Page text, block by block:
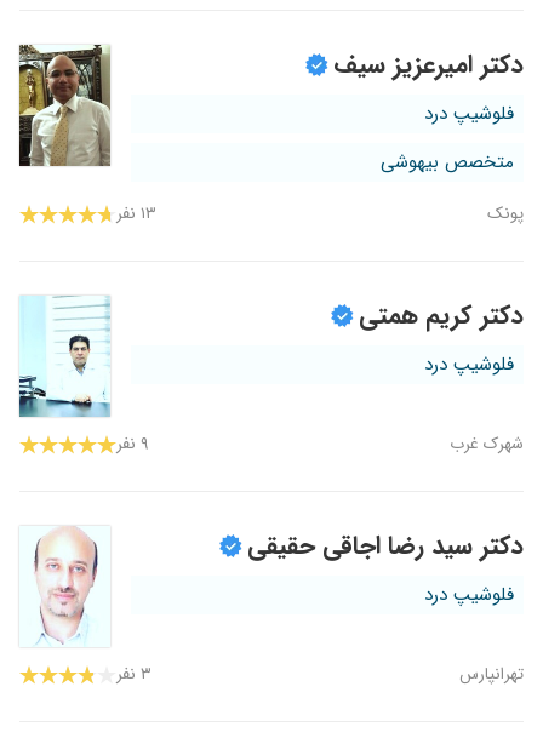
دکتر امیرعزیز سیف
فلوشیپ درد
متخصص بیهوشی
پونک ۱۳ نفر
دکتر کریم همتی
فلوشیپ درد
شهرک غرب ۹ نفر
دکتر سید رضا اجاقی حقیقی
فلوشیپ درد
تهرانپارس ۳ نفر